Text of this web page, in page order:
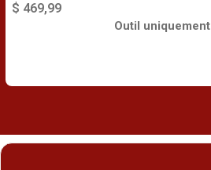
$ 469,99
Outil uniquement